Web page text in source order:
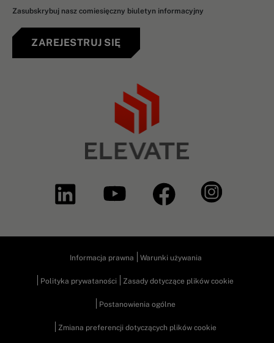
Zasubskrybuj nasz comiesięczny biuletyn informacyjny
ZAREJESTRUJ SIĘ
Informacja prawna Warunki używania
Polityka prywataności Zasady dotyczące plików cookie
Postanowienia ogólne
Zmiana preferencji dotyczących plików cookie